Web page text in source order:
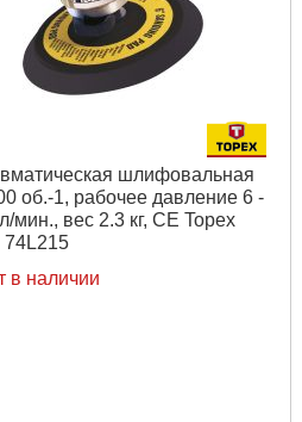
шлифовальная
об.-1, рабочее давление 6 -
мин., вес 2.3 кг, CE Topex
74L215
в наличии